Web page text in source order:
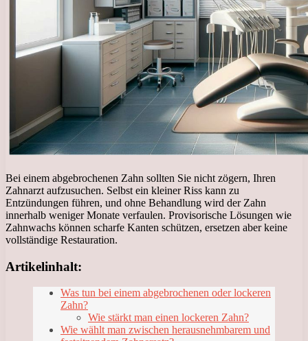
Bei einem abgebrochenen Zahn sollten Sie nicht zögern, Ihren
Zahnarzt aufzusuchen. Selbst ein kleiner Riss kann zu
Entzündungen führen, und ohne Behandlung wird der Zahn
innerhalb weniger Monate verfaulen. Provisorische Lösungen wie
Zahnwachs können scharfe Kanten schützen, ersetzen aber keine
vollständige Restauration.
Artikelinhalt:
Was tun bei einem abgebrochenen oder lockeren
Zahn?
Wie stärkt man einen lockeren Zahn?
Wie wählt man zwischen herausnehmbarem und